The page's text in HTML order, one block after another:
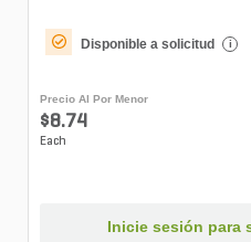
Disponible a solicitud i
Precio Al Por Menor
$8.74
Each
Inicie sesión para